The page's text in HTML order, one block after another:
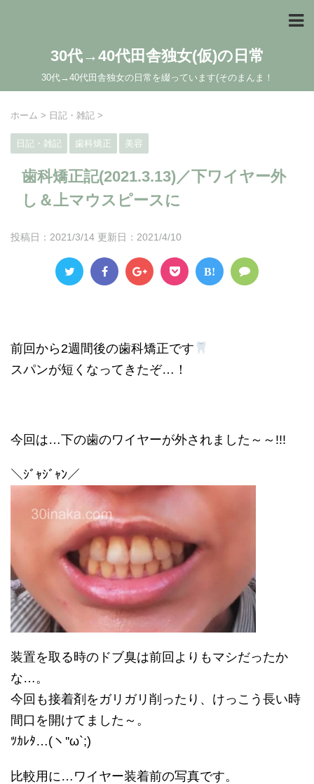
30代→40代田舎独女(仮)の日常
30代→40代田舎独女の日常を綴っています(そのまんま！
ホーム > 日記・雑記 >
日記・雑記 歯科矯正 美容
歯科矯正記(2021.3.13)／下ワイヤー外
し＆上マウスピースに
投稿日：2021/3/14 更新日： 2021/4/10
B!
前回から2週間後の歯科矯正です
スパンが短くなってきたぞ…！
今回は…下の歯のワイヤーが外されました～～!!!
＼ｼﾞｬｼﾞｬﾝ／
装置を取る時のドブ臭は前回よりもマシだったか
な…。
今回も接着剤をガリガリ削ったり、けっこう長い時
間口を開けてました～。
ﾂｶﾚﾀ…(ヽ''ω`;)
比較用に…ワイヤー装着前の写真です。